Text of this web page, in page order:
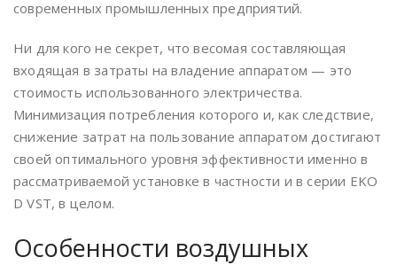
современных промышленных предприятий.
Ни для кого не секрет, что весомая составляющая
входящая в затраты на владение аппаратом — это
стоимость использованного электричества.
Минимизация потребления которого и, как следствие,
снижение затрат на пользование аппаратом достигают
своей оптимального уровня эффективности именно в
рассматриваемой установке в частности и в серии EKO
D VST, в целом.
Особенности воздушных